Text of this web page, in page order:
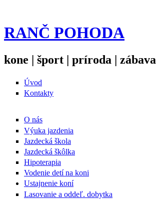
RANČ POHODA
kone | šport | príroda | zábava
Úvod
Kontakty
O nás
Výuka jazdenia
Jazdecká škola
Jazdecká škôlka
Hipoterapia
Vodenie detí na koni
Ustajnenie koní
Lasovanie a oddeľ. dobytka